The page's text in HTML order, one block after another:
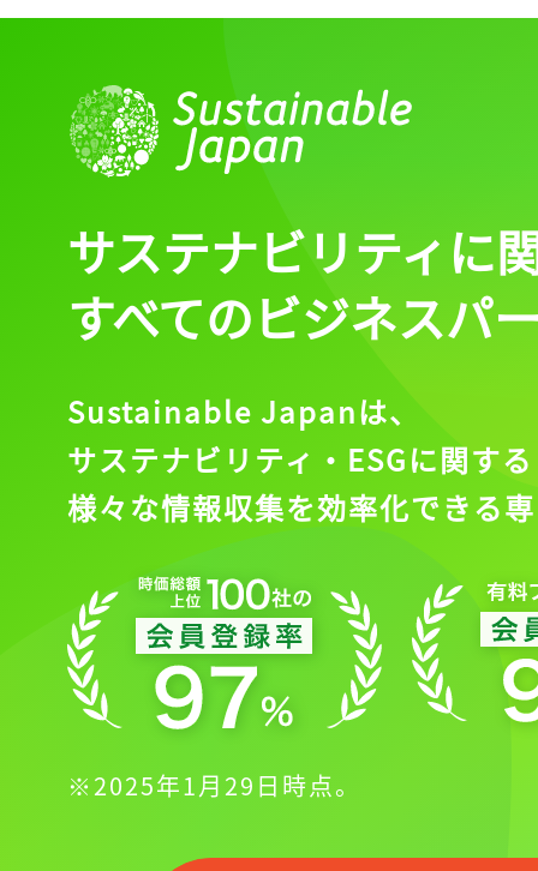
サステナビリティに
すべてのビジネスパ
Sustainable Japanは、
サステナビリティ・ESGに関する
様々な情報収集を効率化できる
※2025年1月29日時点。